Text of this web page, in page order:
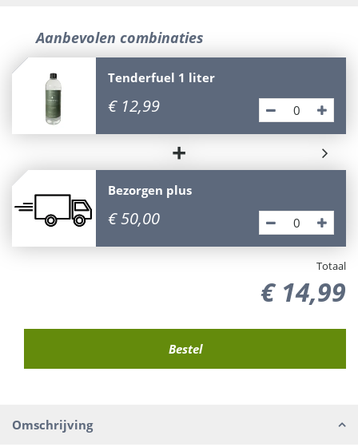
Aanbevolen combinaties
Tenderfuel 1 liter
€ 12,99
+
Bezorgen plus
€ 50,00
Totaal
€ 14,99
Omschrijving